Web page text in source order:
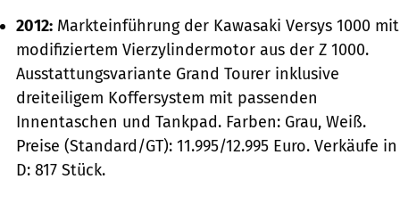
2012: Markteinführung der Kawasaki Versys 1000 mit
modifiziertem Vierzylindermotor aus der Z 1000.
Ausstattungsvariante Grand Tourer inklusive
dreiteiligem Koffersystem mit passenden
Innentaschen und Tankpad. Farben: Grau, Weiß.
Preise (Standard/GT): 11.995/12.995 Euro. Verkäufe in
D: 817 Stück.